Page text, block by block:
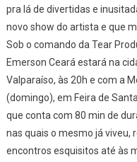
pra lá de divertidas e
novo show do artista e que
Sob o comando da Tear
Emerson Ceará estará na
Valparaíso, às 20h e com a
(domingo), em Feira de
que conta com 80 min de
nas quais o mesmo já viveu,
encontros esquisitos até às